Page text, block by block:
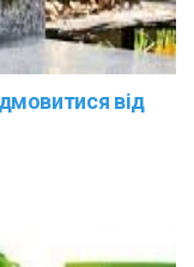
від